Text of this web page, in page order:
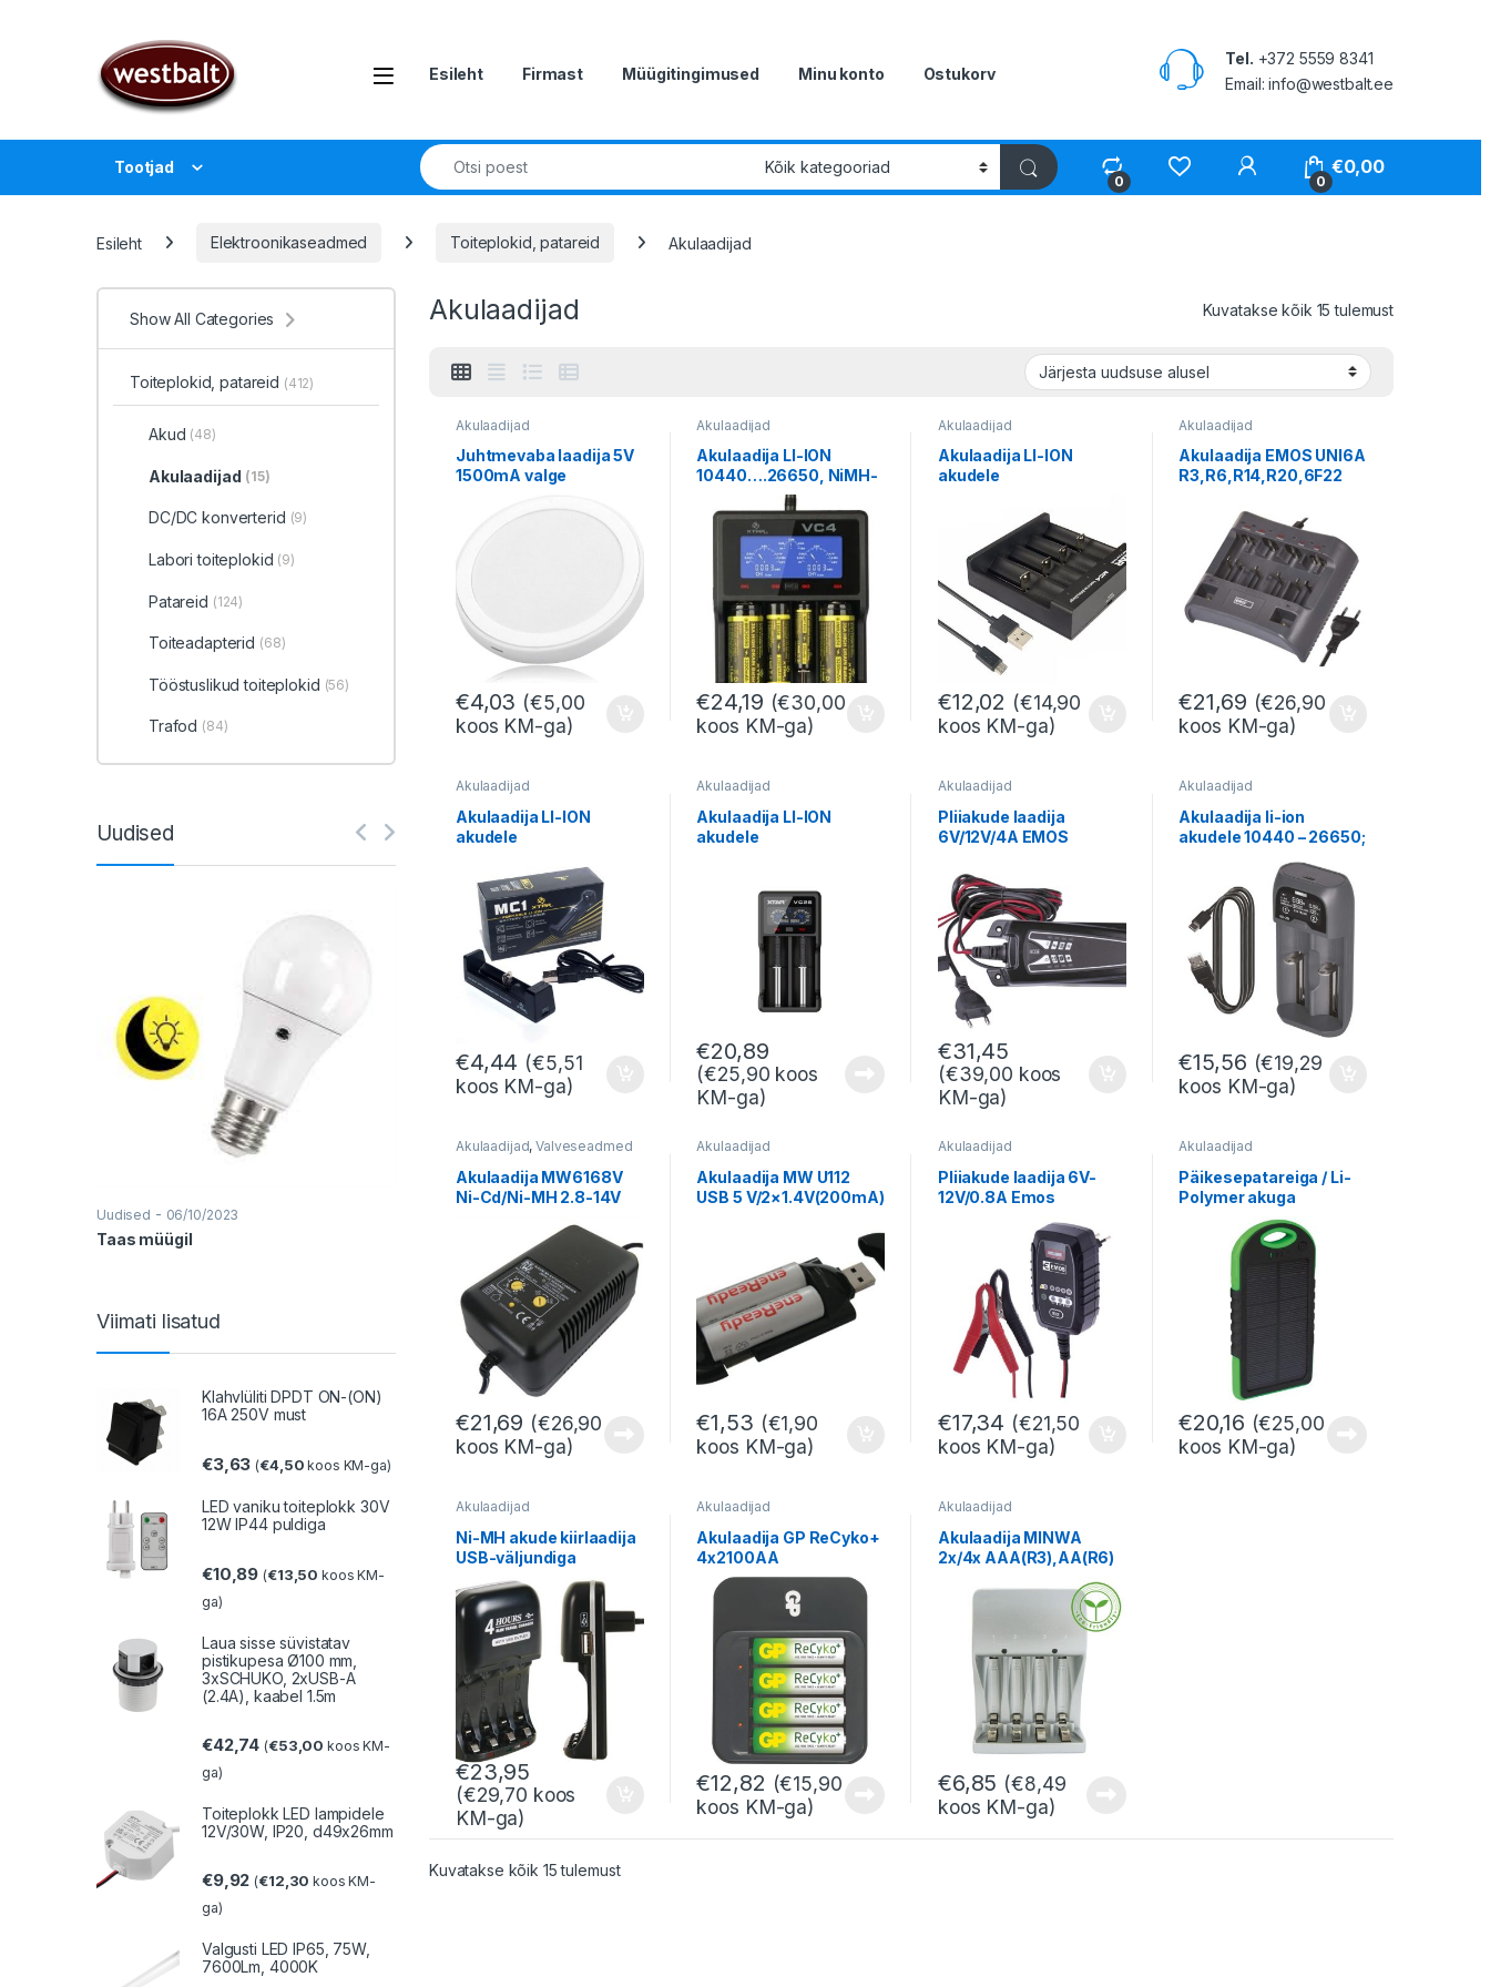
Open Esileht Firmast Müügitingimused Minu konto Ostukorv
Tel. +372 5559 8341
Email: info@westbalt.ee
Tootjad
Search for:
0
My Account
0
€0,00
Esileht Elektroonikaseadmed Toiteplokid, patareid Akulaadijad
Akulaadijad Kuvatakse kõik 15 tulemustSorted by
Akulaadijad
Juhtmevaba laadija 5V
1500mA valge
€4,03 (€5,00
koos KM-ga)
Akulaadijad
Akulaadija LI-ION
10440….26650, NiMH-
NICD AAAA / AAA / AA /
A / SC / C / D akudele,
XTAR
€24,19 (€30,00
koos KM-ga)
Akulaadijad
Akulaadija LI-ION
akudele
€12,02 (€14,90
koos KM-ga)
Akulaadijad
Akulaadija EMOS UNI6A
R3,R6,R14,R20,6F22
€21,69 (€26,90
koos KM-ga)
Akulaadijad
Akulaadija LI-ION
akudele
€4,44 (€5,51
koos KM-ga)
Akulaadijad
Akulaadija LI-ION
akudele
€20,89
(€25,90 koos
KM-ga)
Akulaadijad
Pliiakude laadija
6V/12V/4A EMOS
€31,45
(€39,00 koos
KM-ga)
Akulaadijad
Akulaadija li-ion
akudele 10440 – 26650;
€15,56 (€19,29
koos KM-ga)
Akulaadijad,Valveseadmed
Akulaadija MW6168V
Ni-Cd/Ni-MH 2.8-14V
€21,69 (€26,90
koos KM-ga)
Akulaadijad
Akulaadija MW U112
USB 5 V/2×1.4V(200mA)
€1,53 (€1,90
koos KM-ga)
Akulaadijad
Pliiakude laadija 6V-
12V/0.8A Emos
€17,34 (€21,50
koos KM-ga)
Akulaadijad
Päikesepatareiga / Li-
Polymer akuga
5000mAh laadija
€20,16 (€25,00
koos KM-ga)
Akulaadijad
Ni-MH akude kiirlaadija
USB-väljundiga
€23,95
(€29,70 koos
KM-ga)
Akulaadijad
Akulaadija GP ReCyko+
4x2100AA
€12,82 (€15,90
koos KM-ga)
Akulaadijad
Akulaadija MINWA
2x/4x AAA(R3),AA(R6)
€6,85 (€8,49
koos KM-ga)
Kuvatakse kõik 15 tulemustSorted by latest
Show All Categories
Toiteplokid, patareid (412)
Akud (48)
Akulaadijad (15)
DC/DC konverterid (9)
Labori toiteplokid (9)
Patareid (124)
Toiteadapterid (68)
Tööstuslikud toiteplokid (56)
Trafod (84)
Uudised
Uudised - 06/10/2023
Taas müügil
Kataloogid
Viimati lisatud
Klahvlüliti DPDT ON-(ON)
16A 250V must
€3,63 (€4,50 koos KM-ga)
LED vaniku toiteplokk 30V
12W IP44 puldiga
€10,89 (€13,50 koos KM-
ga)
Laua sisse süvistatav
pistikupesa Ø100 mm,
3xSCHUKO, 2xUSB-A
(2.4A), kaabel 1.5m
€42,74 (€53,00 koos KM-
ga)
Toiteplokk LED lampidele
12V/30W, IP20, d49x26mm
€9,92 (€12,30 koos KM-
ga)
Valgusti LED IP65, 75W,
7600Lm, 4000K